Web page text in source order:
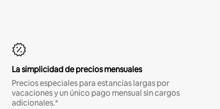
La simplicidad de precios mensuales
Precios especiales para estancias largas por
vacaciones y un único pago mensual sin cargos
adicionales.*